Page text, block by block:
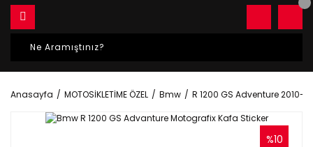
Anasayfa MOTOSİKLETİME ÖZEL Bmw R 1200 GS Adventure 2010-
%10